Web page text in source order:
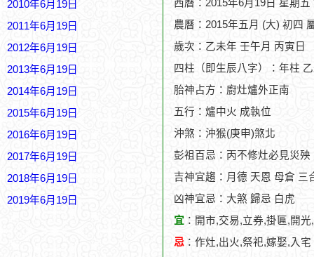
2010年6月19日
2011年6月19日
2012年6月19日
2013年6月19日
2014年6月19日
2015年6月19日
2016年6月19日
2017年6月19日
2018年6月19日
2019年6月19日
西曆：2015年6月19日 星期五
農曆：2015年五月 (大) 初四
歲次：乙未年 壬午月 丙寅日
四柱（即生辰八字）：年柱
胎神占方：廚灶爐外正南
五行：爐中火 成執位
沖煞：沖猴(庚申)煞北
彭祖百忌：丙不修灶必見災
吉神宜趨：月德 天恩 母倉 三
凶神宜忌：大煞 歸忌 白虎
宜 ：開市,交易,立券,掛匾,開
忌 ：作灶,出火,祭祀,嫁娶,入宅